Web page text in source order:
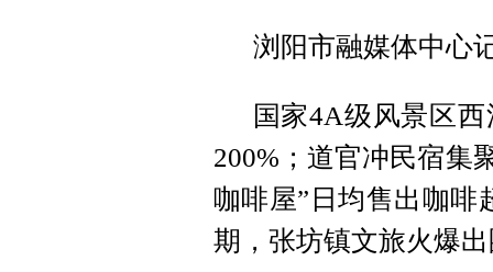
浏阳市融媒体中心
国家4A级风景区
200%；道官冲民宿集
咖啡屋”日均售出咖
期，张坊镇文旅火爆